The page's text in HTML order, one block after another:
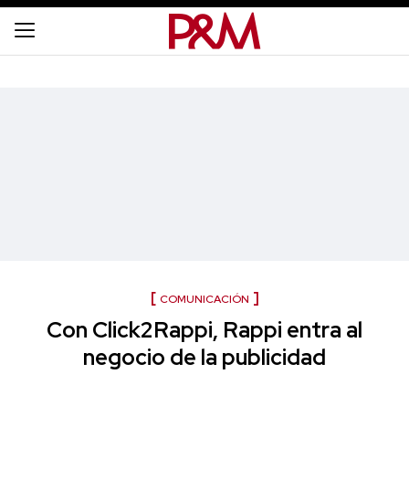
COMUNICACIÓN
Con Click2Rappi, Rappi entra al
negocio de la publicidad